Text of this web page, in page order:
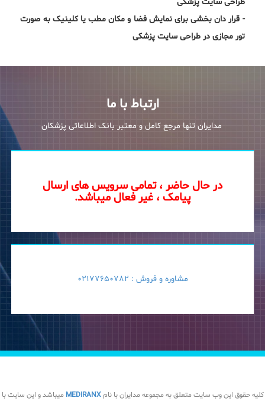
- قرار دان بخشی برای نمایش فضا و مکان مطب یا کلینیک به صورت
تور مجازی در طراحی سایت پزشکی
ارتباط با ما
در حال حاضر ، تمامی سرویس های ارسال
پیامک ، غیر فعال میباشد.
مشاوره و فروش : 02177650782
کلیه حقوق این وب سایت متعلق به مجموعه مدایران با نامMEDIRANX میباشد و این سایت با